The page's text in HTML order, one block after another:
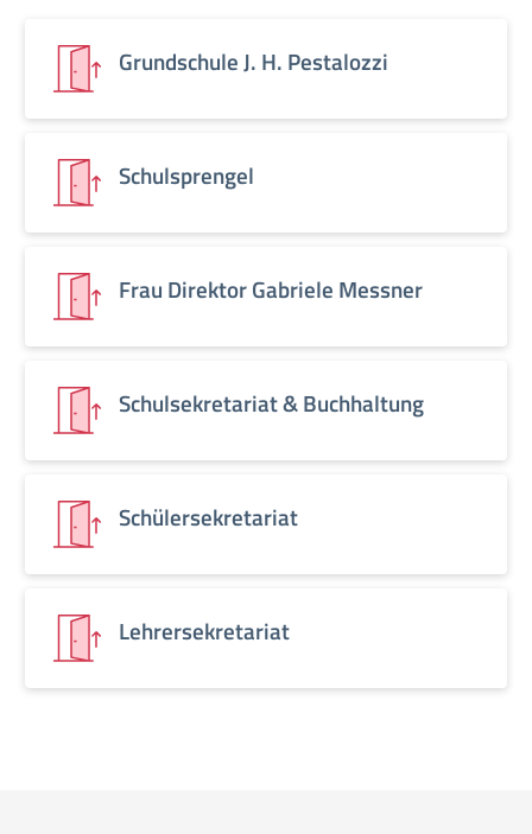
Grundschule J. H. Pestalozzi
Schulsprengel
Frau Direktor Gabriele Messner
Schulsekretariat & Buchhaltung
Schülersekretariat
Lehrersekretariat